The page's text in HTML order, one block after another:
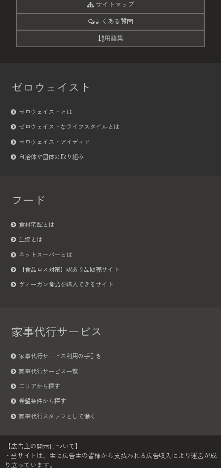
サイトマップ
よくある質問
用語集
ゼロウェイスト
ゼロウェイストとは
ゼロウェイストなライフスタイルとは
ゼロウェイストアイディア
自治体や団体の取り組み
フード
食材宅配とは
生協とは
ネットスーパーとは
【食品ロス対策】訳あり品販売サイト
ヴィーガン食品を購入できるサイト
家事代行サービス
家事代行サービス利用の手引き
家事代行サービス一覧
エリアから探す
希望条件から探す
家事代行スタッフとして働く
【広告主の開示について】
・当サイトは、主に広告主の皆様から支払われる広告収入により運営が成
り立っています。